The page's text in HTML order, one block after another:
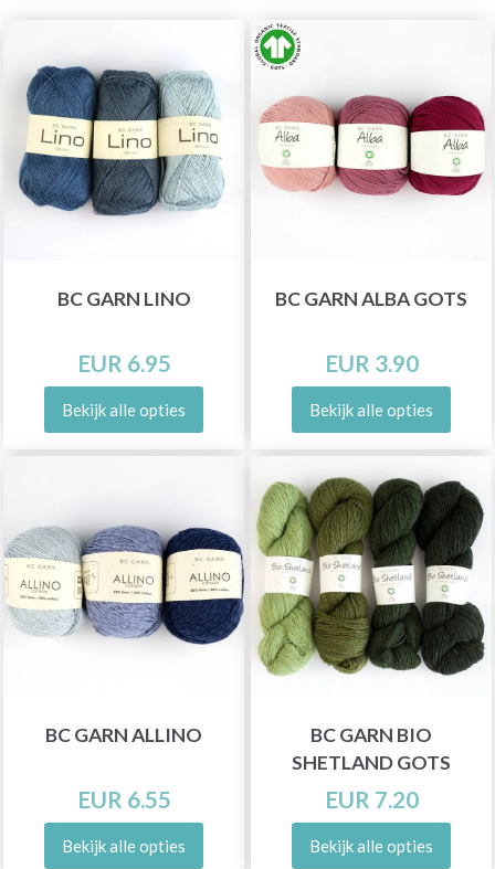
BC GARN LINO
EUR 6.95
Bekijk alle opties
BC GARN ALBA GOTS
EUR 3.90
Bekijk alle opties
BC GARN ALLINO
EUR 6.55
Bekijk alle opties
BC GARN BIO
SHETLAND GOTS
EUR 7.20
Bekijk alle opties